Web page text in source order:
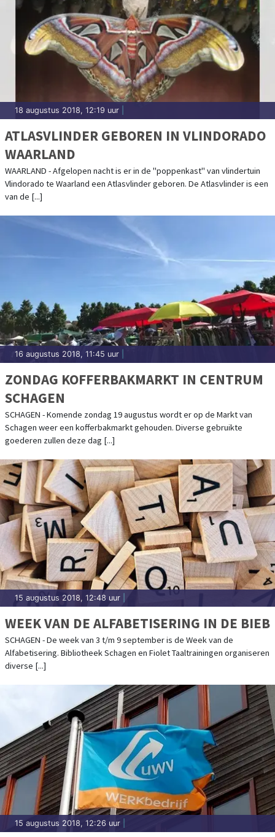
18 augustus 2018, 12:19 uur
ATLASVLINDER GEBOREN IN VLINDORADO
WAARLAND
WAARLAND - Afgelopen nacht is er in de "poppenkast" van vlindertuin
Vlindorado te Waarland een Atlasvlinder geboren. De Atlasvlinder is een
van de [...]
16 augustus 2018, 11:45 uur
ZONDAG KOFFERBAKMARKT IN CENTRUM
SCHAGEN
SCHAGEN - Komende zondag 19 augustus wordt er op de Markt van
Schagen weer een kofferbakmarkt gehouden. Diverse gebruikte
goederen zullen deze dag [...]
15 augustus 2018, 12:48 uur
WEEK VAN DE ALFABETISERING IN DE BIEB
SCHAGEN - De week van 3 t/m 9 september is de Week van de
Alfabetisering. Bibliotheek Schagen en Fiolet Taaltrainingen organiseren
diverse [...]
15 augustus 2018, 12:26 uur